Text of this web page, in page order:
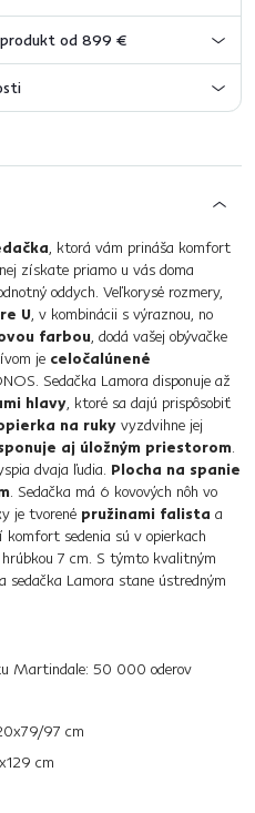
od 899 €
, ktorá vám prináša komfort
získate priamo u vás doma
oddych. Veľkorysé rozmery,
U, v kombinácii s výraznou, no
farbou, dodá vašej obývačke
je celočalúnené
Sedačka Lamora disponuje až
hlavy, ktoré sa dajú prispôsobiť
na ruky vyzdvihne jej
aj úložným priestorom.
dvaja ľudia. Plocha na spanie
. Sedačka má 6 kovových nôh vo
je tvorené pružinami falista a
komfort sedenia sú v opierkach
7 cm. S týmto kvalitným
sedačka Lamora stane ústredným
Martindale: 50 000 oderov
97 cm
cm